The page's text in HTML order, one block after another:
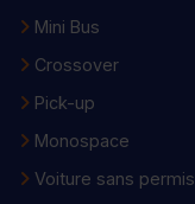
Mini Bus
Crossover
Pick-up
Monospace
Voiture sans permis